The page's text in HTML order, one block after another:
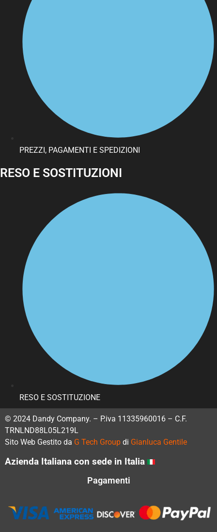
PREZZI, PAGAMENTI E SPEDIZIONI
RESO E SOSTITUZIONI
RESO E SOSTITUZIONE
© 2024 Dandy Company. – P.iva 11335960016 – C.F.
TRNLND88L05L219L
Sito Web Gestito da G Tech Group di Gianluca Gentile
Azienda Italiana con sede in Italia
Pagamenti